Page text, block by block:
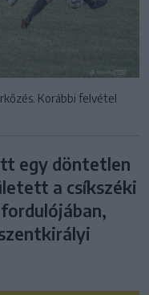
Korábbi felvétel
egy döntetlen
a csíkszéki